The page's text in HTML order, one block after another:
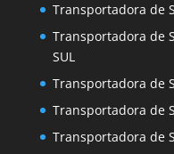
Transportadora de
Transportadora de
SUL
Transportadora de
Transportadora de
Transportadora de